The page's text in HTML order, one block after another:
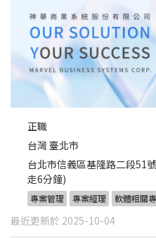
正職
台灣 臺北市
台北市信義區基隆路二段51
走6分鐘)
專案管理 專案經理 軟體相關
最近更新於 2025-10-04